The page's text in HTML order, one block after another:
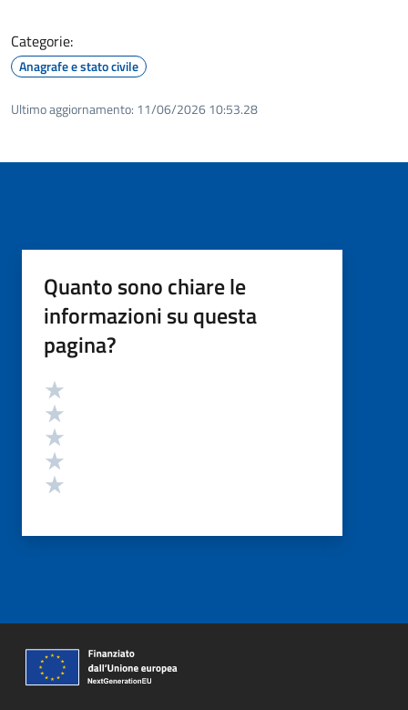
Categorie:
Anagrafe e stato civile
Ultimo aggiornamento: 11/06/2026 10:53.28
Quanto sono chiare le
informazioni su questa
pagina?
Valutazione